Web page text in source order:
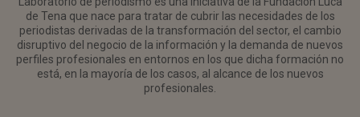
de Tena que nace para tratar de cubrir las necesidades de los
periodistas derivadas de la transformación del sector, el cambio
disruptivo del negocio de la información y la demanda de nuevos
perfiles profesionales en entornos en los que dicha formación no
está, en la mayoría de los casos, al alcance de los nuevos
profesionales.